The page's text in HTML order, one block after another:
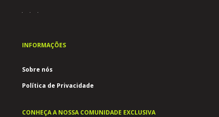
INFORMAÇÕES
Sobre nós
Política de Privacidade